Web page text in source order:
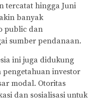
tercatat hingga Juni
banyak
public dan
sumber pendanaan.
ini juga didukung
investor
modal. Otoritas
dan sosialisasi untuk